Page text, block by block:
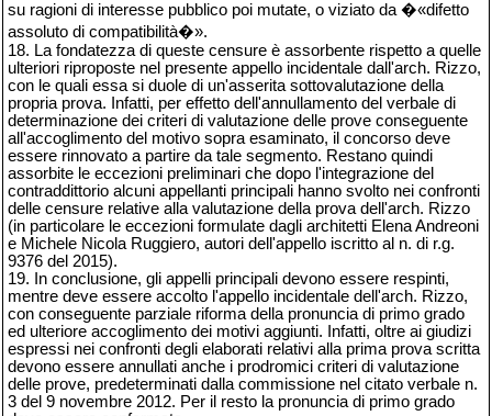
su ragioni di interesse pubblico poi mutate, o viziato da �«difetto
assoluto di compatibilità�».
18. La fondatezza di queste censure è assorbente rispetto a quelle
ulteriori riproposte nel presente appello incidentale dall'arch. Rizzo,
con le quali essa si duole di un'asserita sottovalutazione della
propria prova. Infatti, per effetto dell'annullamento del verbale di
determinazione dei criteri di valutazione delle prove conseguente
all'accoglimento del motivo sopra esaminato, il concorso deve
essere rinnovato a partire da tale segmento. Restano quindi
assorbite le eccezioni preliminari che dopo l'integrazione del
contraddittorio alcuni appellanti principali hanno svolto nei confronti
delle censure relative alla valutazione della prova dell'arch. Rizzo
(in particolare le eccezioni formulate dagli architetti Elena Andreoni
e Michele Nicola Ruggiero, autori dell'appello iscritto al n. di r.g.
9376 del 2015).
19. In conclusione, gli appelli principali devono essere respinti,
mentre deve essere accolto l'appello incidentale dell'arch. Rizzo,
con conseguente parziale riforma della pronuncia di primo grado
ed ulteriore accoglimento dei motivi aggiunti. Infatti, oltre ai giudizi
espressi nei confronti degli elaborati relativi alla prima prova scritta
devono essere annullati anche i prodromici criteri di valutazione
delle prove, predeterminati dalla commissione nel citato verbale n.
3 del 9 novembre 2012. Per il resto la pronuncia di primo grado